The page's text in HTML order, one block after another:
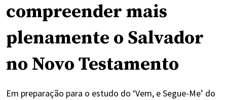
compreender mais
plenamente o Salvador
no Novo Testamento
Em preparação para o estudo do ‘Vem, e Segue-Me’ do